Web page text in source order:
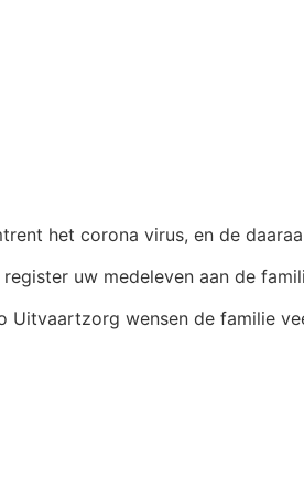
het corona virus, en de
uw medeleven aan de
Uitvaartzorg wensen de familie